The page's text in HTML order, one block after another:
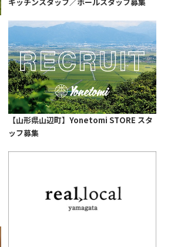
【山形県山辺町】Yonetomi STORE スタ
ッフ募集